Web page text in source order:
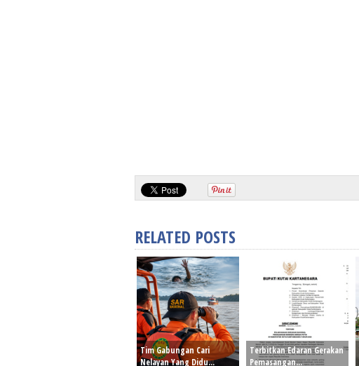
RELATED POSTS
Tim Gabungan Cari
Nelayan Yang Didu...
Terbitkan Edaran Gerakan
Pemasangan...